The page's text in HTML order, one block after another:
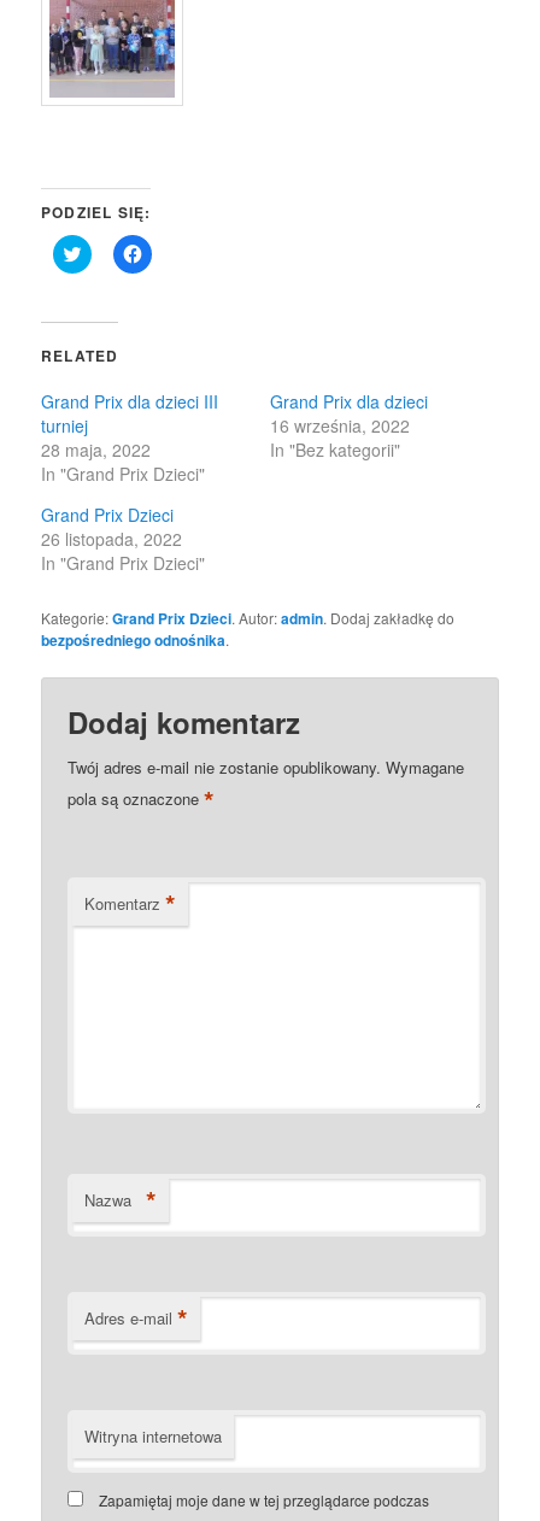
PODZIEL SIĘ:
Click
to
(Opens
new
Click
to
RELATED
Grand Prix dla dzieci III
turniej
28 maja, 2022
In "Grand Prix Dzieci"
Grand Prix dla dzieci
16 września, 2022
In "Bez kategorii"
Grand Prix Dzieci
26 listopada, 2022
In "Grand Prix Dzieci"
Kategorie:Grand Prix Dzieci. Autor:admin. Dodaj zakładkę do
bezpośredniego odnośnika.
Dodaj komentarz
Twój adres e-mail nie zostanie opublikowany. Wymagane
pola są oznaczone*
Komentarz *
Nazwa *
Adres e-mail *
Witryna internetowa
Zapamiętaj moje dane w tej przeglądarce podczas